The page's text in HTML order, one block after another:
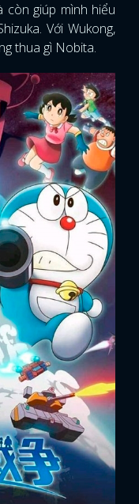
còn giúp mình hiểu
Với Wukong,
thua gì Nobita.